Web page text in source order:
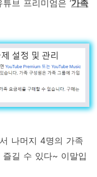
브 프리미엄은 ‘가족
나머지 4명의 가족
길 수 있다~ 이말입